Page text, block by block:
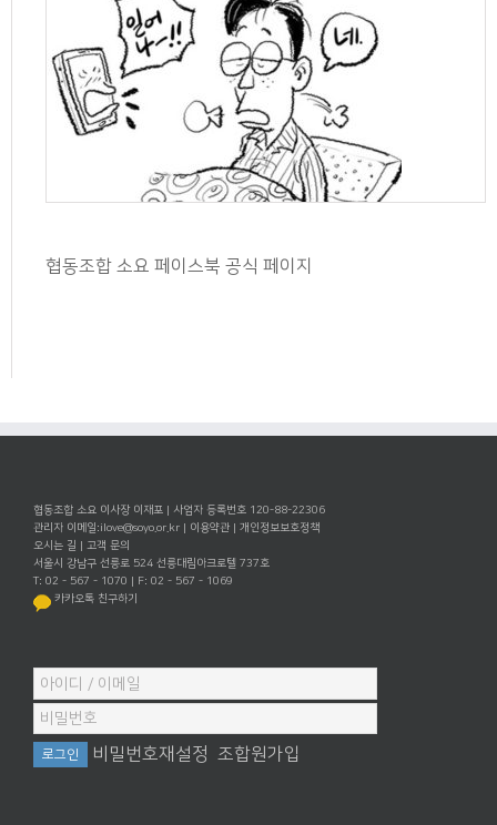
협동조합 소요 페이스북 공식 페이지
협동조합 소요 이사장 이재포 | 사업자 등록번호 120-88-22306
관리자 이메일:ilove@soyo.or.kr | 이용약관 | 개인정보보호정책
오시는 길 | 고객 문의
서울시 강남구 선릉로 524 선릉대림아크로텔 737호
T: 02 - 567 - 1070 | F: 02 - 567 - 1069
카카오톡 친구하기
비밀번호재설정 조합원가입